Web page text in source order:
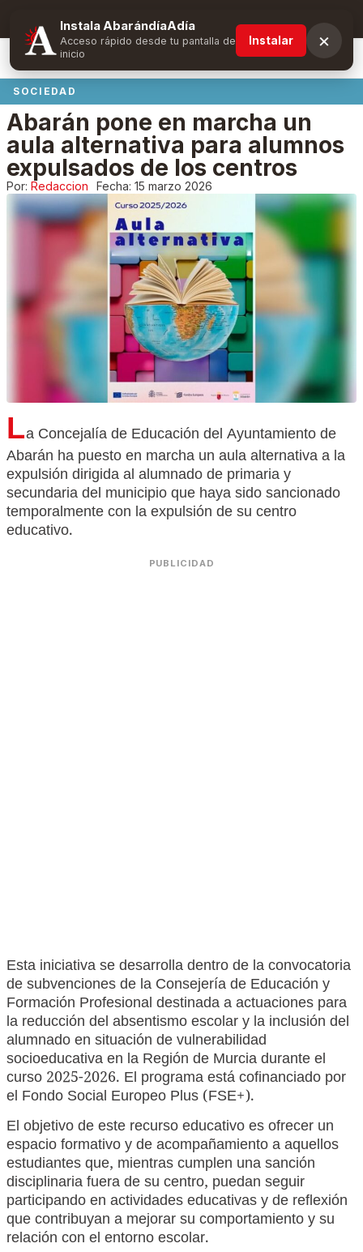
Suscríbete y obtén ventajas exclusivas
SOCIEDAD
Abarán pone en marcha un
aula alternativa para alumnos
expulsados de los centros
Por: Redaccion Fecha: 15 marzo 2026
La Concejalía de Educación del Ayuntamiento de
Abarán ha puesto en marcha un aula alternativa a la
expulsión dirigida al alumnado de primaria y
secundaria del municipio que haya sido sancionado
temporalmente con la expulsión de su centro
educativo.
PUBLICIDAD
Esta iniciativa se desarrolla dentro de la convocatoria
de subvenciones de la Consejería de Educación y
Formación Profesional destinada a actuaciones para
la reducción del absentismo escolar y la inclusión del
alumnado en situación de vulnerabilidad
socioeducativa en la Región de Murcia durante el
curso 2025-2026. El programa está cofinanciado por
el Fondo Social Europeo Plus (FSE+).
El objetivo de este recurso educativo es ofrecer un
espacio formativo y de acompañamiento a aquellos
estudiantes que, mientras cumplen una sanción
disciplinaria fuera de su centro, puedan seguir
participando en actividades educativas y de reflexión
que contribuyan a mejorar su comportamiento y su
relación con el entorno escolar.
Instala AbarándíaAdía
Acceso rápido desde tu pantalla de
inicio
Instalar ×